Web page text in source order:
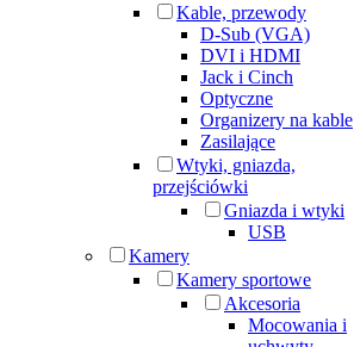
Kable, przewody
D-Sub (VGA)
DVI i HDMI
Jack i Cinch
Optyczne
Organizery na kable
Zasilające
Wtyki, gniazda,
przejściówki
Gniazda i wtyki
USB
Kamery
Kamery sportowe
Akcesoria
Mocowania i